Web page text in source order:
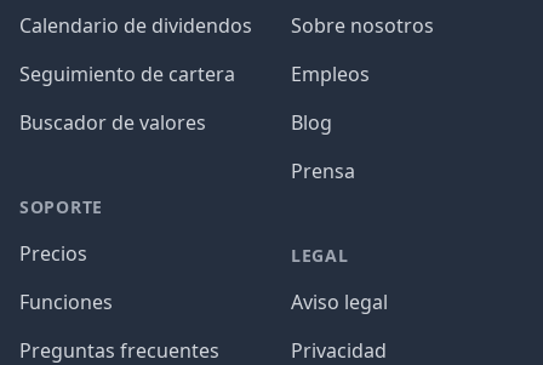
Calendario de dividendos
Seguimiento de cartera
Buscador de valores
SOPORTE
Precios
Funciones
Preguntas frecuentes
Sobre nosotros
Empleos
Blog
Prensa
LEGAL
Aviso legal
Privacidad